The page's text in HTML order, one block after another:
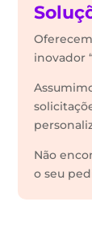
inovador
Não
o seu